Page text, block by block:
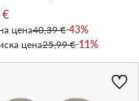
цена
€
цена40,39 €-43%
цена25,99 €-11%